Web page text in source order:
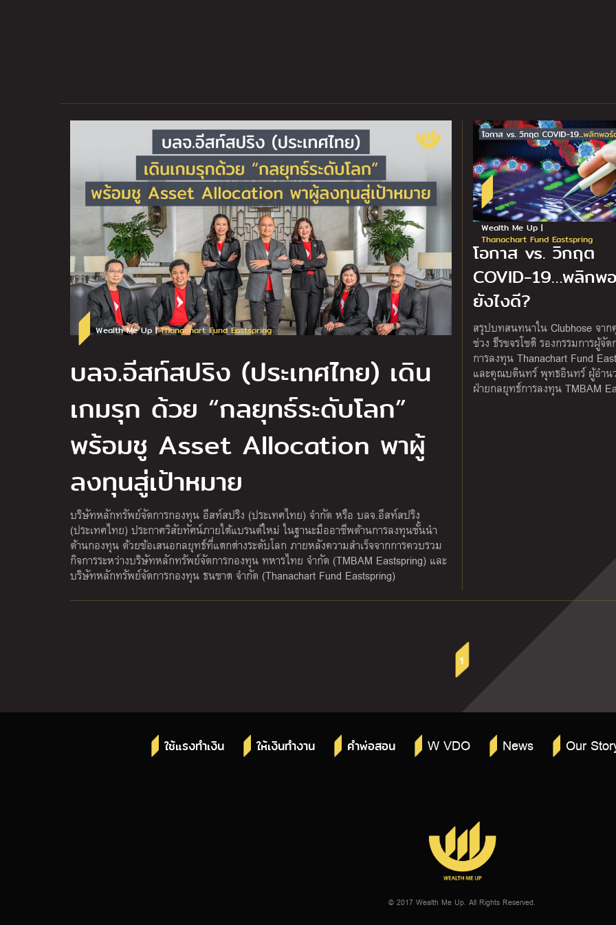
Wealth Me Up |Thanachart Fund Eastspring
บลจ.อีสท์สปริง (ประเทศไทย) เดิน
เกมรุก ด้วย “กลยุทธ์ระดับโลก”
พร้อมชู Asset Allocation พาผู้
ลงทุนสู่เป้าหมาย
บริษัทหลักทรัพย์จัดการกองทุน อีสท์สปริง (ประเทศไทย) จำกัด หรือ บลจ.อีสท์สปริง
(ประเทศไทย) ประกาศวิสัยทัศน์ภายใต้แบรนด์ใหม่ ในฐานะมืออาชีพด้านการลงทุนชั้นนำ
ด้านกองทุน ด้วยข้อเสนอกลยุทธ์ที่แตกต่างระดับโลก ภายหลังความสำเร็จจากการควบรวม
กิจการระหว่างบริษัทหลักทรัพย์จัดการกองทุน ทหารไทย จำกัด (TMBAM Eastspring) และ
บริษัทหลักทรัพย์จัดการกองทุน ธนชาต จำกัด (Thanachart Fund Eastspring)
Wealth Me Up |
Thanachart Fund Eastspring
โอกาส vs. วิกฤต
COVID-19…พลิกพ
ยังไงดี?
สรุปบทสนทนาใน Clubhose จา
ช่วง ธีรขจรโชติ รองกรรมการผู้จัด
การลงทุน Thanachart Fund
และคุณบดินทร์ พุทธอินทร์ ผู้อำน
ฝ่ายกลยุทธ์การลงทุน TMBAM
1
ใช้แรงทำเงิน ให้เงินทำงาน คำพ่อสอน W VDO News Our
© 2017 Wealth Me Up. All Rights Reserved.